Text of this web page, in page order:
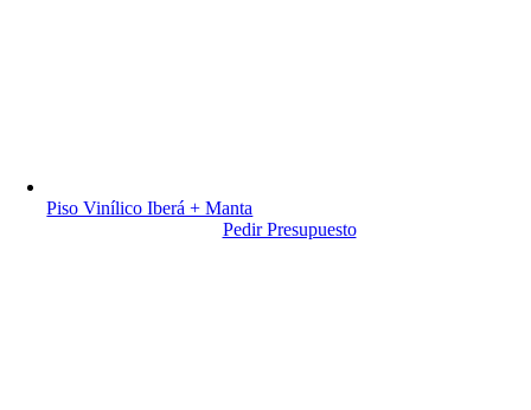
Piso Vinílico Iberá + Manta
Pedir Presupuesto